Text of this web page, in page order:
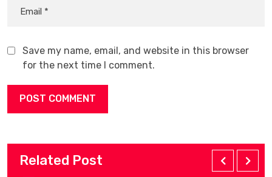
Save my name, email, and website in this browser
for the next time I comment.
Related Post